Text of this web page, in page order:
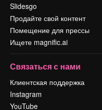
Slidesgo
Продайте свой контент
Помещение для прессы
Ищете magnific.ai
Связаться с нами
Клиентская поддержка
Instagram
YouTube